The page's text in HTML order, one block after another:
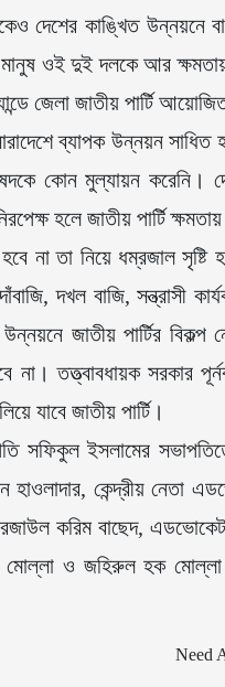
দেশের কাঙ্খিত উন্নয়নে
ওই দুই দলকে আর ক্ষমতায়
জেলা জাতীয় পার্টি
ব্যাপক উন্নয়ন
কোন মুল্যায়ন করেনি।
হলে জাতীয় পার্টি
না তা নিয়ে ধম্রজাল
দখল বাজি, সন্ত্রাসী
জাতীয় পার্টির
না। তত্ত্বাবধায়ক
যাবে জাতীয় পার্টি।
সফিকুল ইসলামের
হাওলাদার, কেন্দ্রীয় নেতা
করিম বাছেদ,
ও জহিরুল হক মোল্লা